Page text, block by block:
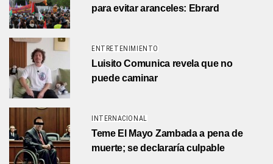
para evitar aranceles: Ebrard
ENTRETENIMIENTO
Luisito Comunica revela que no
puede caminar
INTERNACIONAL
Teme El Mayo Zambada a pena de
muerte; se declararía culpable